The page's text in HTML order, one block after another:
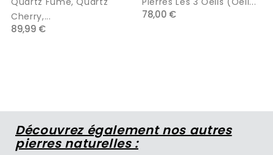
Cherry,...
89,99 €
78,00 €
Découvrez également nos autres
pierres naturelles :